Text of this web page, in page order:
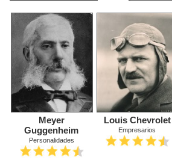
Videos
Galerías
Noticias
Iniciar sesión
Meyer
Guggenheim
Personalidades
Louis Chevrolet
Empresarios